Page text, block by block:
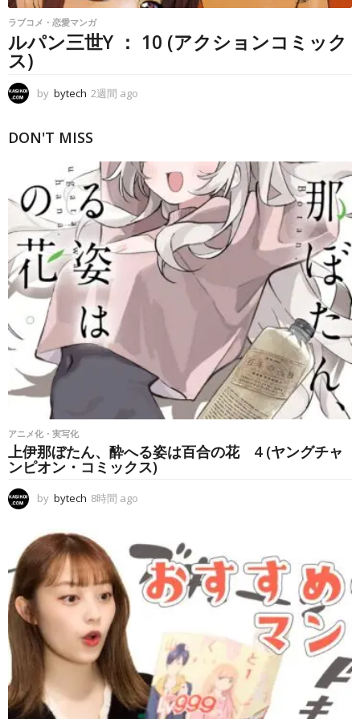
ラブコメ・恋愛マンガ
ルパン三世Y ： 10 (アクションコミック
ス)
by bytech 2週間 ago
o
DON'T MISS
アニメ化・実写化
上伊那ぼたん、酔へる姿は百合の花 4 (ヤングチャ
ンピオン・コミックス)
by bytech 8時間 ago
a
g
o